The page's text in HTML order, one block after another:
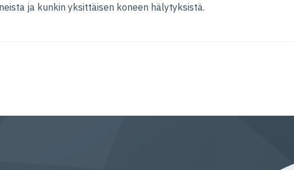
ja kunkin yksittäisen koneen hälytyksistä.